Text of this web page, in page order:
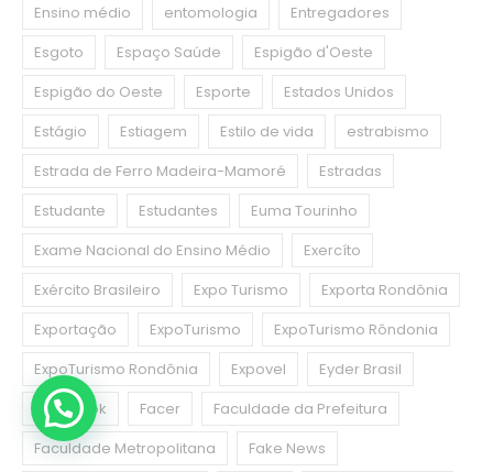
Ensino médio
entomologia
Entregadores
Esgoto
Espaço Saúde
Espigão d'Oeste
Espigão do Oeste
Esporte
Estados Unidos
Estágio
Estiagem Estilo de vida
estrabismo
Estrada de Ferro Madeira-Mamoré
Estradas
Estudante
Estudantes
Euma Tourinho
Exame Nacional do Ensino Médio
Exercíto
Exército Brasileiro
Expo Turismo
Exporta Rondônia
Exportação
ExpoTurismo
ExpoTurismo Rôndonia
ExpoTurismo Rondônia
Expovel
Eyder Brasil
Facebook
Facer
Faculdade da Prefeitura
Faculdade Metropolitana
Fake News